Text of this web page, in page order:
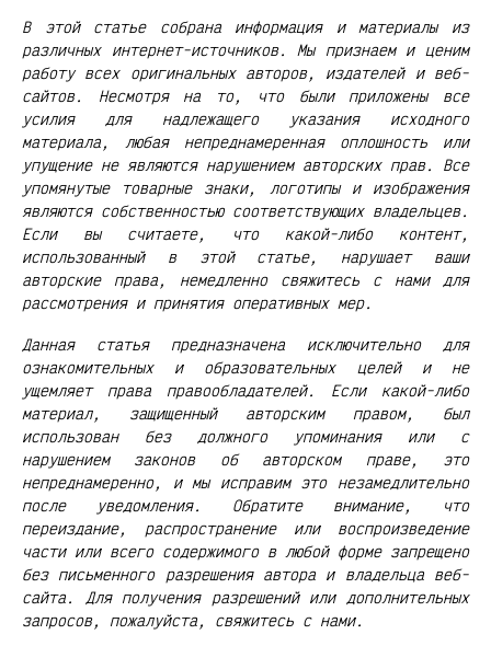
В этой статье собрана информация и материалы из
различных интернет-источников. Мы признаем и ценим
работу всех оригинальных авторов, издателей и веб-
сайтов. Несмотря на то, что были приложены все
усилия для надлежащего указания исходного
материала, любая непреднамеренная оплошность или
упущение не являются нарушением авторских прав. Все
упомянутые товарные знаки, логотипы и изображения
являются собственностью соответствующих владельцев.
Если вы считаете, что какой-либо контент,
использованный в этой статье, нарушает ваши
авторские права, немедленно свяжитесь с нами для
рассмотрения и принятия оперативных мер.
Данная статья предназначена исключительно для
ознакомительных и образовательных целей и не
ущемляет права правообладателей. Если какой-либо
материал, защищенный авторским правом, был
использован без должного упоминания или с
нарушением законов об авторском праве, это
непреднамеренно, и мы исправим это незамедлительно
после уведомления. Обратите внимание, что
переиздание, распространение или воспроизведение
части или всего содержимого в любой форме запрещено
без письменного разрешения автора и владельца веб-
сайта. Для получения разрешений или дополнительных
запросов, пожалуйста, свяжитесь с нами.